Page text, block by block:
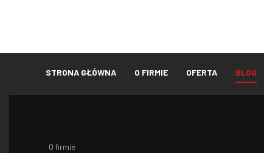
STRONA GŁÓWNA O FIRMIE OFERTA BLOG
O firmie